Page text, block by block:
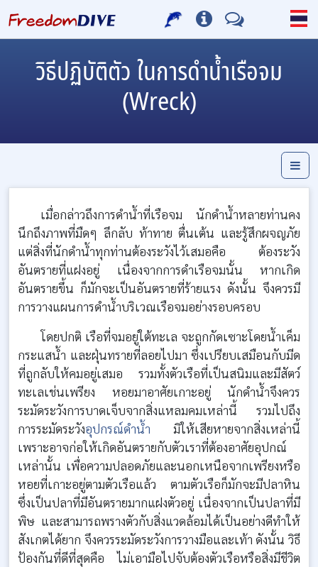
วิธีปฏิบัติตัว ในการดำน้ำเรือจม
(Wreck)
เมื่อกล่าวถึงการดำน้ำที่เรือจม นักดำน้ำหลายท่านคง
นึกถึงภาพที่มืดๆ ลึกลับ ท้าทาย ตื่นเต้น และรู้สึกผจญภัย
แต่สิ่งที่นักดำน้ำทุกท่านต้องระวังไว้เสมอคือ ต้องระวัง
อันตรายที่แฝงอยู่ เนื่องจากการดำเรือจมนั้น หากเกิด
อันตรายขึ้น ก็มักจะเป็นอันตรายที่ร้ายแรง ดังนั้น จึงควรมี
การวางแผนการดำน้ำบริเวณเรือจมอย่างรอบครอบ
โดยปกติ เรือที่จมอยู่ใต้ทะเล จะถูกกัดเซาะโดยน้ำเค็ม
กระแสน้ำ และฝุ่นทรายที่ลอยไปมา ซึ่งเปรียบเสมือนกับมีด
ที่ถูกลับให้คมอยู่เสมอ รวมทั้งตัวเรือที่เป็นสนิมและมีสัตว์
ทะเลเช่นเพรียง หอยมาอาศัยเกาะอยู่ นักดำน้ำจึงควร
ระมัดระวังการบาดเจ็บจากสิ่งแหลมคมเหล่านี้ รวมไปถึง
การระมัดระวังอุปกรณ์ดำน้ำ มิให้เสียหายจากสิ่งเหล่านี้
เพราะอาจก่อให้เกิดอันตรายกับตัวเราที่ต้องอาศัยอุปกณ์
เหล่านั้น เพื่อความปลอดภัยและนอกเหนือจากเพรียงหรือ
หอยที่เกาะอยู่ตามตัวเรือแล้ว ตามตัวเรือก็มักจะมีปลาหิน
ซึ่งเป็นปลาที่มีอันตรายมากแฝงตัวอยู่ เนื่องจากเป็นปลาที่มี
พิษ และสามารถพรางตัวกับสิ่งแวดล้อมได้เป็นอย่างดีทำให้
สังเกตได้ยาก จึงควรระมัดระวังการวางมือและเท้า ดังนั้น วิธี
ป้องกันที่ดีที่สุดคือ ไม่เอามือไปจับต้องตัวเรือหรือสิ่งมีชีวิต